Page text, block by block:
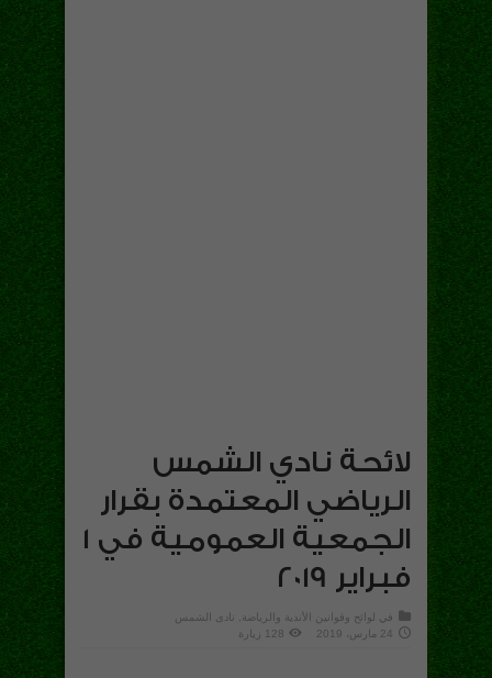
لائحة نادي الشمس
الرياضي المعتمدة بقرار
الجمعية العمومية في 1
فبراير 2019
في لوائح وقوانين الأندية والرياضة
نادى الشمس
24 مارس، 2019
128 زيارة